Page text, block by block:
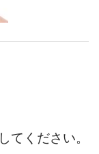
してください。